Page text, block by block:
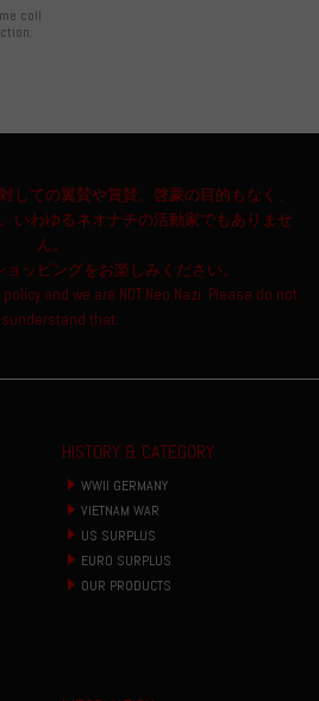
coll
しての翼賛や賞賛、啓蒙の目的もなく、
いわゆるネオナチの活動家でもありませ
ん。
ッピングをお楽しみください。
and we are NOT Neo Nazi. Please do not
that.
HISTORY & CATEGORY
WWII GERMANY
VIETNAM WAR
US SURPLUS
EURO SURPLUS
OUR PRODUCTS